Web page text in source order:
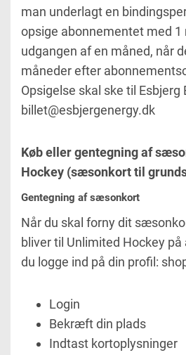
man underlagt en
opsige abonnementet med 1
udgangen af en måned, når
måneder efter
Opsigelse skal ske til Esbjerg
billet@esbjergenergy.dk
Køb eller gentegning af
Hockey (sæsonkort til
Gentegning af sæsonkort
Når du skal forny dit
bliver til Unlimited Hockey på
du logge ind på din profil:
Login
Bekræft din plads
Indtast kortoplysninger